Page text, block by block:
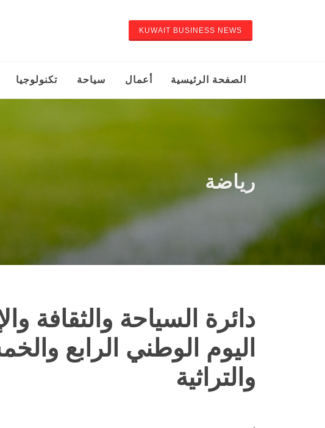
KUWAIT BUSINESS NEWS
الصفحة الرئيسية أعمال سياحة تكنولوجيا
رياضة
دائرة السياحة والثقافة
اليوم الوطني الرابع
والتراثية